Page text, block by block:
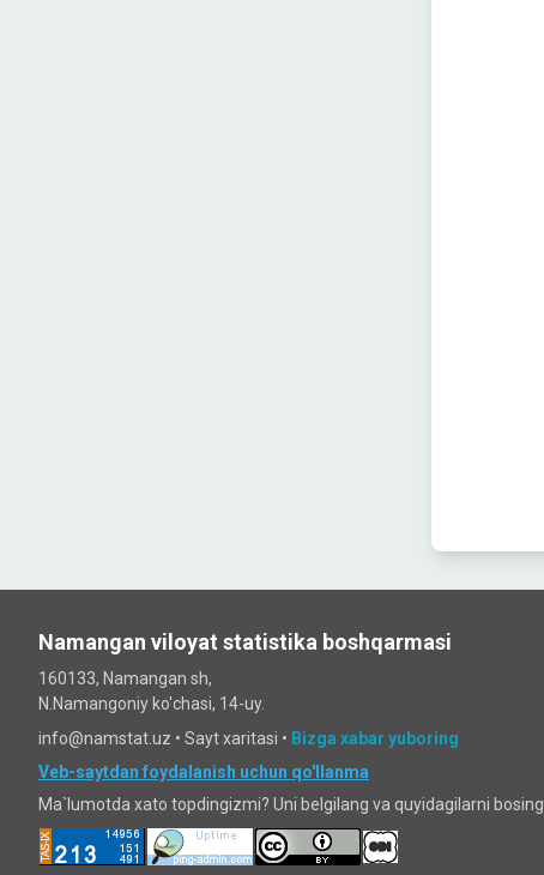
Namangan viloyat statistika boshqarmasi
160133, Namangan sh,
N.Namangoniy ko'chasi, 14-uy.
info@namstat.uz • Sayt xaritasi • Bizga xabar yuboring
Veb-saytdan foydalanish uchun qo'llanma
Ma`lumotda xato topdingizmi? Uni belgilang va quyidagilarni bosing